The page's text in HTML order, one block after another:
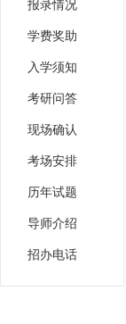
报录情况
学费奖助
入学须知
考研问答
现场确认
考场安排
历年试题
导师介绍
招办电话